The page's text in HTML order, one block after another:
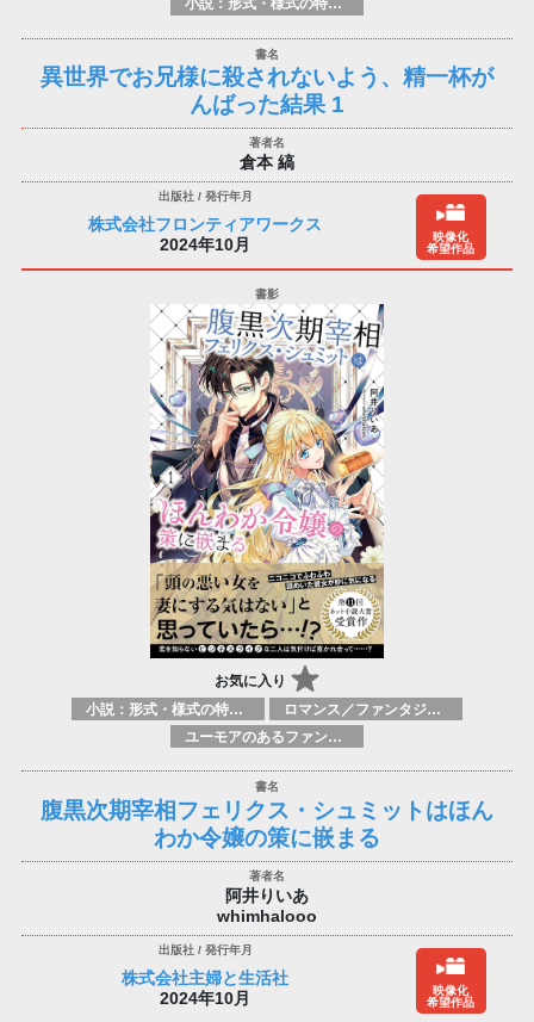
小説：形式・様式の特徴：ラノベ（ライトノベルズ）
異世界でお兄様に殺されないよう、精一杯が
んばった結果 1
倉本 縞
株式会社フロンティアワークス
2024年10月
映像化
希望作品
お気に入り
小説：形式・様式の特徴：ラノベ（ライトノベルズ）
ロマンス／ファンタジー ロマンス／超常現象
ユーモアのあるファンタジー
腹黒次期宰相フェリクス・シュミットはほん
わか令嬢の策に嵌まる
阿井りいあ
whimhalooo
株式会社主婦と生活社
2024年10月
映像化
希望作品